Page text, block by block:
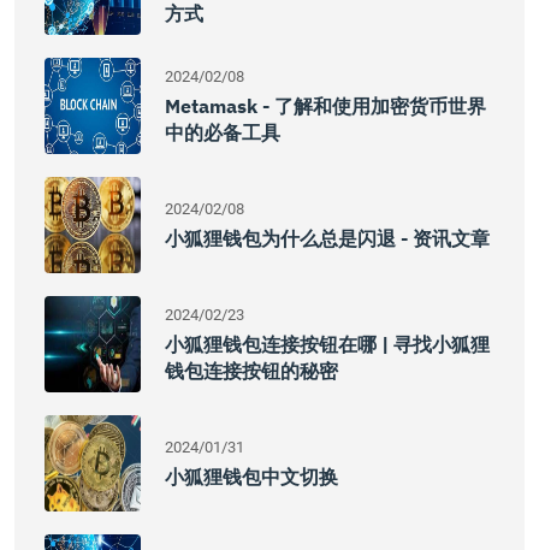
方式
2024/02/08
Metamask - 了解和使用加密货币世界
中的必备工具
2024/02/08
小狐狸钱包为什么总是闪退 - 资讯文章
2024/02/23
小狐狸钱包连接按钮在哪 | 寻找小狐狸
钱包连接按钮的秘密
2024/01/31
小狐狸钱包中文切换